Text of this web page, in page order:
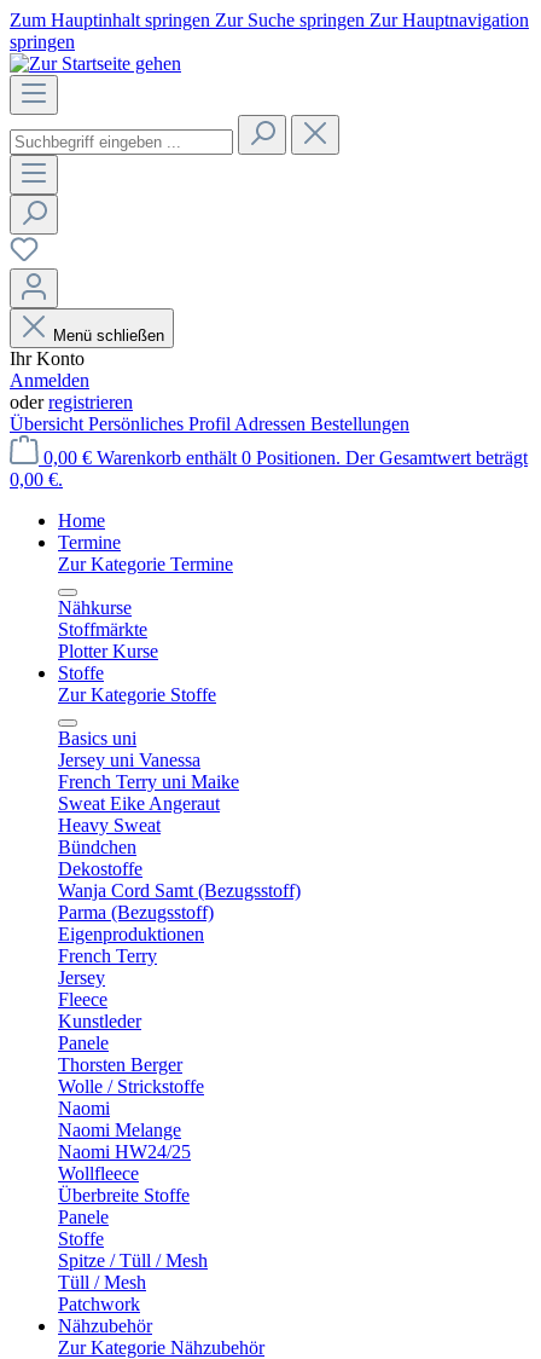
Zum Hauptinhalt springen Zur Suche springen Zur Hauptnavigation
springen
Menü schließen
Ihr Konto
Anmelden
oderregistrieren
Übersicht Persönliches Profil Adressen Bestellungen
0,00 € Warenkorb enthält 0 Positionen. Der Gesamtwert beträgt
0,00 €.
Home
Termine
Zur Kategorie Termine
Nähkurse
Stoffmärkte
Plotter Kurse
Stoffe
Zur Kategorie Stoffe
Basics uni
Jersey uni Vanessa
French Terry uni Maike
Sweat Eike Angeraut
Heavy Sweat
Bündchen
Dekostoffe
Wanja Cord Samt (Bezugsstoff)
Parma (Bezugsstoff)
Eigenproduktionen
French Terry
Jersey
Fleece
Kunstleder
Panele
Thorsten Berger
Wolle / Strickstoffe
Naomi
Naomi Melange
Naomi HW24/25
Wollfleece
Überbreite Stoffe
Panele
Stoffe
Spitze / Tüll / Mesh
Tüll / Mesh
Patchwork
Nähzubehör
Zur Kategorie Nähzubehör